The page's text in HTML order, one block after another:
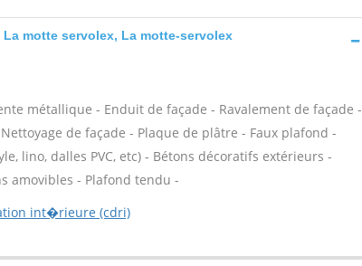
motte servolex, La motte-servolex
métallique - Enduit de façade - Ravalement de façade -
de façade - Plaque de plâtre - Faux plafond -
lino, dalles PVC, etc) - Bétons décoratifs extérieurs -
amovibles - Plafond tendu -
int�rieure (cdri)